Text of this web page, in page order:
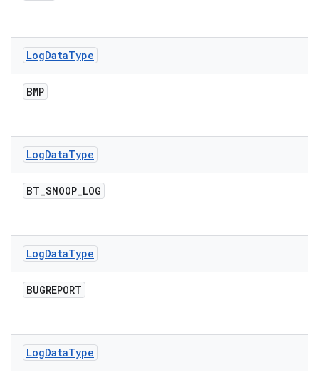
LogDataType
BMP
LogDataType
BT_SNOOP_LOG
LogDataType
BUGREPORT
LogDataType